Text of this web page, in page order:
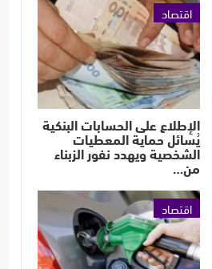
اقتصاد
الإطلاع على الحسابات البنكية
يُسائل حماية المعطيات
الشخصية ويهدد نفور الزبناء
من…
اقتصاد